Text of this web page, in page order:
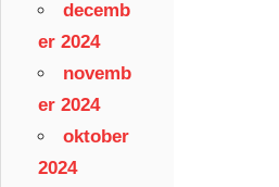
decemb
er 2024
novemb
er 2024
oktober
2024